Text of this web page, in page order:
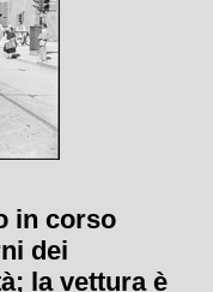
in corso
dei
la vettura è